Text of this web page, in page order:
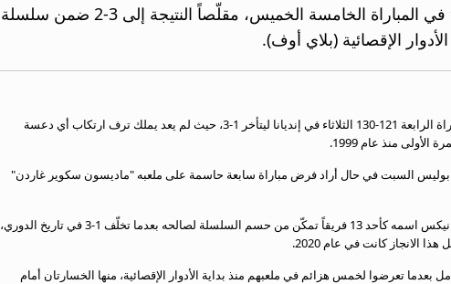
ضيفه إنديانا بايسرز 111-94 في المباراة الخامسة الخميس، مقلّصاً النتيجة إلى 3-2 ضمن سلسلة
الإقصائية (بلاي أوف).
ووجد نيكس ظهره للحائط بخسارته المباراة الرابعة 121-130 الثلاثاء في إنديانا ليتأخر 1-3، حيث لم يعد يملك ترف ارتكاب أي دعسة
منذ عام 1999.
السبت في حال أراد فرض مباراة سابعة حاسمة على ملعبه "ماديسون سكوير غاردن"
وفي حال نجح في بلوغ النهائي، فسيدوّن نيكس اسمه كأحد 13 فريقاً تمكّن من حسم السلسلة لصالحه بعدما تخلّف 1-3 في تاريخ الدوري،
الانجاز كانت في عام 2020.
تعرضوا لخمس هزائم في ملعبهم منذ بداية الأدوار الإقصائية، منها الخسارتان أمام